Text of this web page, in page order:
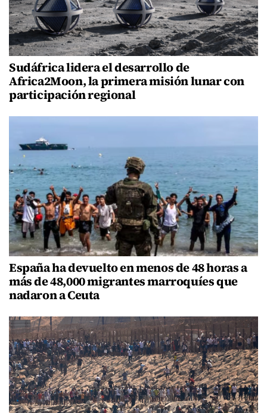
Sudáfrica lidera el desarrollo de
Africa2Moon, la primera misión lunar con
participación regional
España ha devuelto en menos de 48 horas a
más de 48,000 migrantes marroquíes que
nadaron a Ceuta